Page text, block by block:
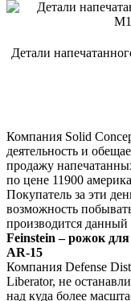
Детали
Компания Solid
деятельность и
продажу
по цене 11900
Покупатель за эти
возможность
производится данный
Feinstein – рожок
AR-15
Компания Defense
Liberator, не
над куда более